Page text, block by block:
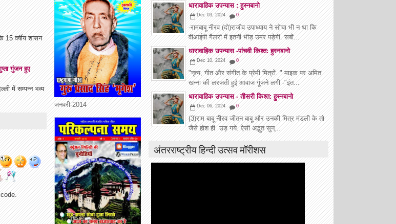
15 वर्षीय शासन
गुंजन हुए
में सम्पन्न भव्य
धारावाहिक उपन्यास : हुस्नबानो
Dec 03, 2024 0
-रामबाबू नीरव (दो)राजीव उपाध्याय ने सोचा भी न था कि
वीआईपी गैलरी में इतनी भीड़ उमर पड़ेगी. सबों...
धारावाहिक उपन्यास -पांचवी किश्त: हुस्नबानो
Dec 10, 2024 0
"नृत्य, गीत और संगीत के प्रेमी मित्रों. " माइक पर अमित
खन्ना की लरजती हुई आवाज गूंजने लगी -"इंत...
धारावाहिक उपन्यास - तीसरी किश्त: हुस्नबानो
Dec 06, 2024 0
(3)राम बाबू नीरव जीतन बाबू और उनकी मित्र मंडली के तो
जैसे होश ही उड़ गये. ऐसी अद्भुत सुन्...
अंतरराष्ट्रीय हिन्दी उत्सव मॉरीशस
जनवरी-2014